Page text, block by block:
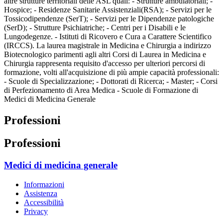
Hospice; - Residenze Sanitarie Assistenziali(RSA); - Servizi per le
Tossicodipendenze (SerT); - Servizi per le Dipendenze patologiche
(SerD); - Strutture Psichiatriche; - Centri per i Disabili e le
Lungodegenze. - Istituti di Ricovero e Cura a Carattere Scientifico
(IRCCS). La laurea magistrale in Medicina e Chirurgia a indirizzo
Biotecnologico parimenti agli altri Corsi di Laurea in Medicina e
Chirurgia rappresenta requisito d'accesso per ulteriori percorsi di
formazione, volti all'acquisizione di più ampie capacità professionali:
- Scuole di Specializzazione; - Dottorati di Ricerca; - Master; - Corsi
di Perfezionamento di Area Medica - Scuole di Formazione di
Medici di Medicina Generale
Professioni
Professioni
Medici di medicina generale
Informazioni
Assistenza
Accessibilità
Privacy